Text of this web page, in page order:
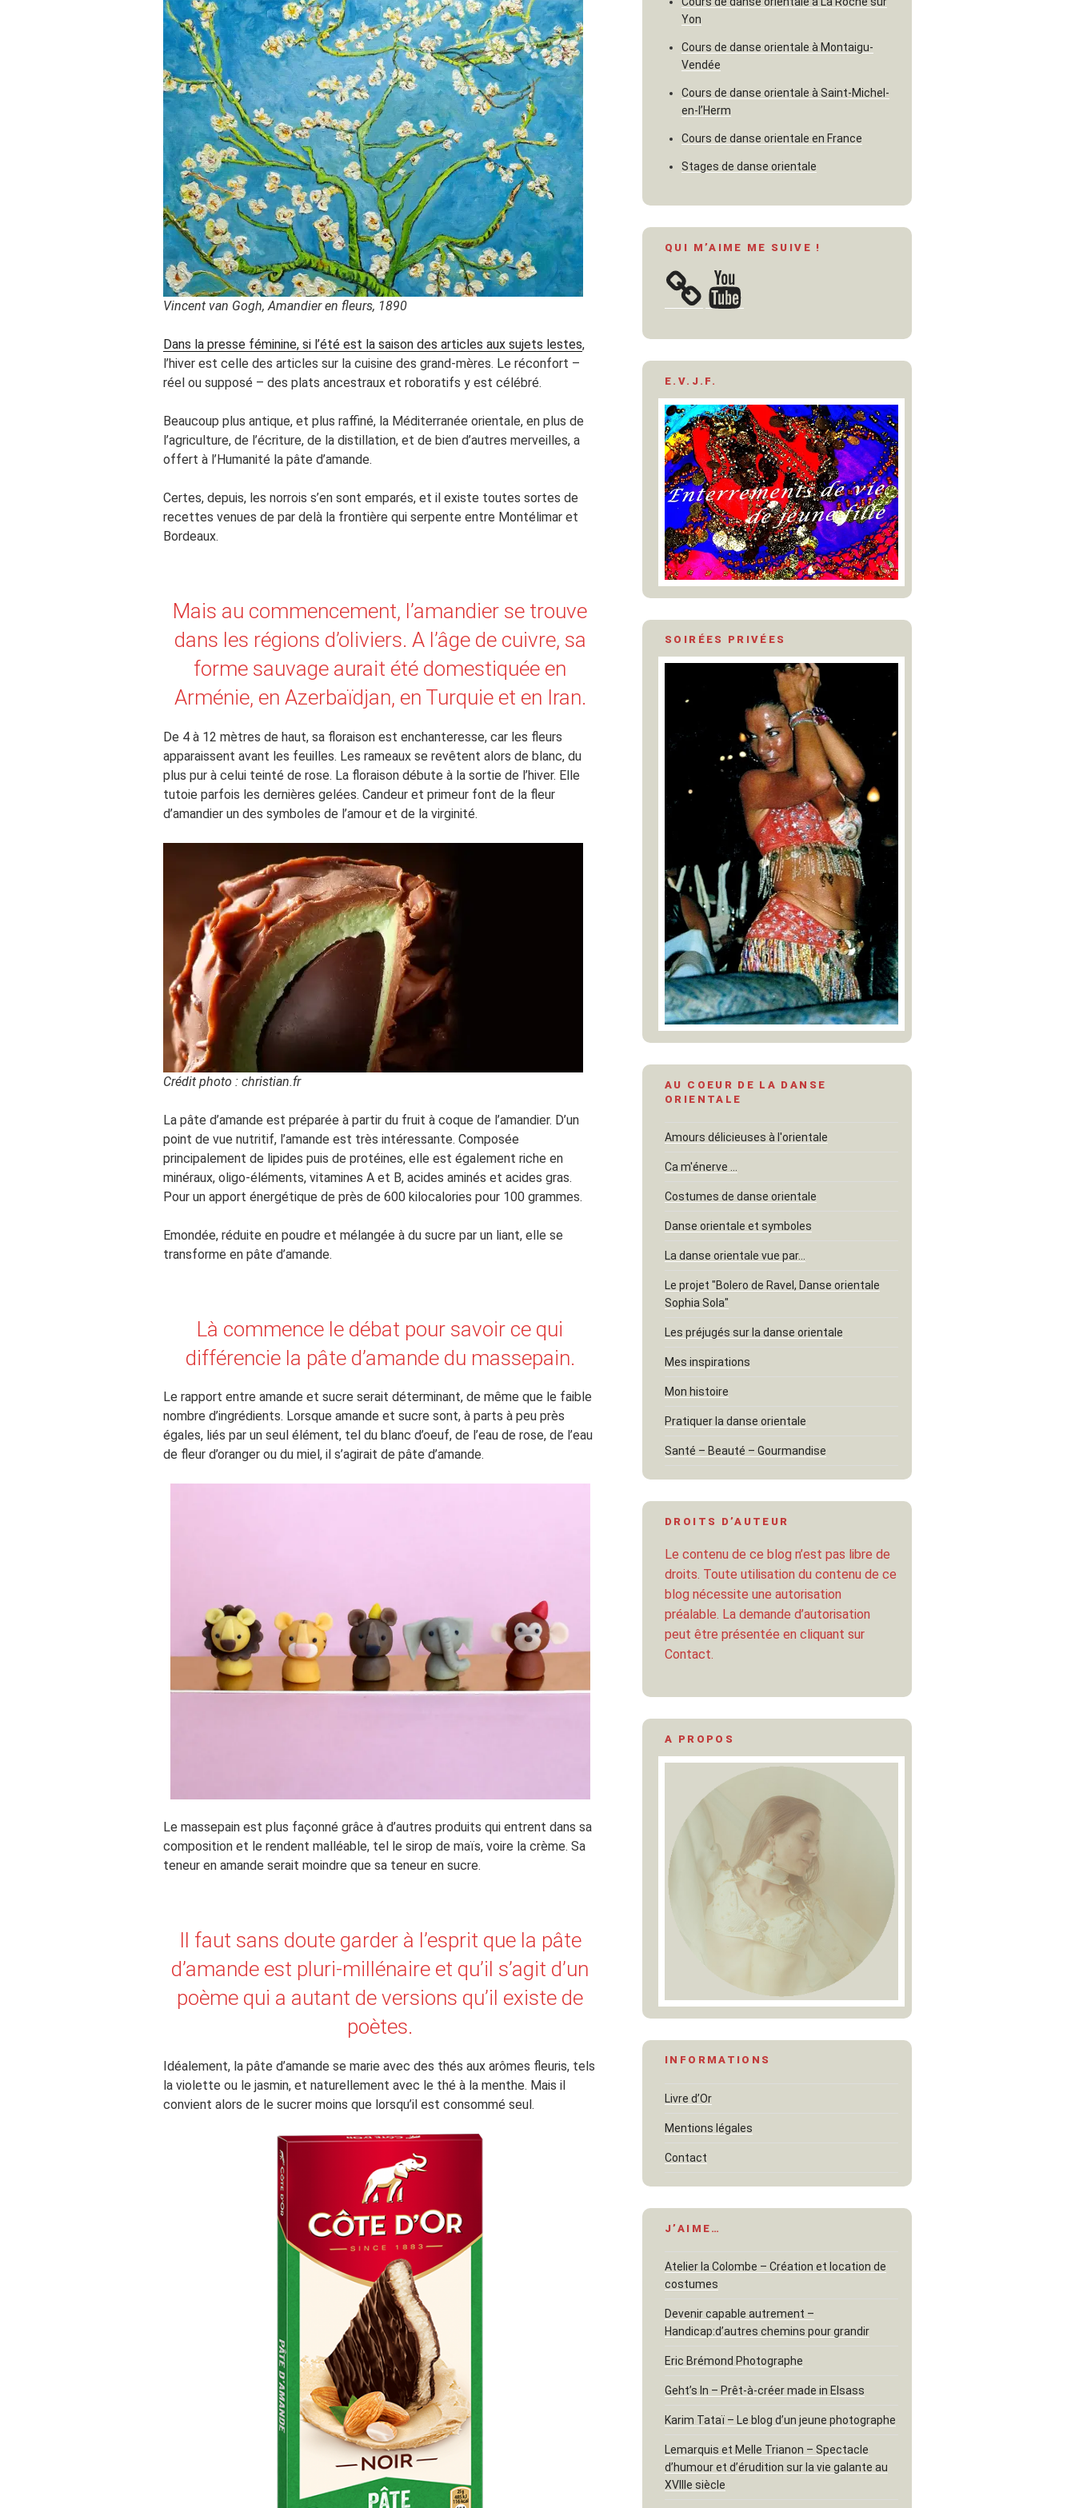
Vincent van Gogh, Amandier en fleurs, 1890
Dans la presse féminine, si l’été est la saison des articles aux sujets lestes,
l’hiver est celle des articles sur la cuisine des grand-mères. Le réconfort –
réel ou supposé – des plats ancestraux et roboratifs y est célébré.
Beaucoup plus antique, et plus raffiné, la Méditerranée orientale, en plus de
l’agriculture, de l’écriture, de la distillation, et de bien d’autres merveilles, a
offert à l’Humanité la pâte d’amande.
Certes, depuis, les norrois s’en sont emparés, et il existe toutes sortes de
recettes venues de par delà la frontière qui serpente entre Montélimar et
Bordeaux.
Mais au commencement, l’amandier se trouve
dans les régions d’oliviers. A l’âge de cuivre, sa
forme sauvage aurait été domestiquée en
Arménie, en Azerbaïdjan, en Turquie et en Iran.
De 4 à 12 mètres de haut, sa floraison est enchanteresse, car les fleurs
apparaissent avant les feuilles. Les rameaux se revêtent alors de blanc, du
plus pur à celui teinté de rose. La floraison débute à la sortie de l’hiver. Elle
tutoie parfois les dernières gelées. Candeur et primeur font de la fleur
d’amandier un des symboles de l’amour et de la virginité.
Crédit photo : christian.fr
La pâte d’amande est préparée à partir du fruit à coque de l’amandier. D’un
point de vue nutritif, l’amande est très intéressante. Composée
principalement de lipides puis de protéines, elle est également riche en
minéraux, oligo-éléments, vitamines A et B, acides aminés et acides gras.
Pour un apport énergétique de près de 600 kilocalories pour 100 grammes.
Emondée, réduite en poudre et mélangée à du sucre par un liant, elle se
transforme en pâte d’amande.
Là commence le débat pour savoir ce qui
différencie la pâte d’amande du massepain.
Le rapport entre amande et sucre serait déterminant, de même que le faible
nombre d’ingrédients. Lorsque amande et sucre sont, à parts à peu près
égales, liés par un seul élément, tel du blanc d’oeuf, de l’eau de rose, de l’eau
de fleur d’oranger ou du miel, il s’agirait de pâte d’amande.
Le massepain est plus façonné grâce à d’autres produits qui entrent dans sa
composition et le rendent malléable, tel le sirop de maïs, voire la crème. Sa
teneur en amande serait moindre que sa teneur en sucre.
Il faut sans doute garder à l’esprit que la pâte
d’amande est pluri-millénaire et qu’il s’agit d’un
poème qui a autant de versions qu’il existe de
poètes.
Idéalement, la pâte d’amande se marie avec des thés aux arômes fleuris, tels
la violette ou le jasmin, et naturellement avec le thé à la menthe. Mais il
convient alors de le sucrer moins que lorsqu’il est consommé seul.
Yon
Cours de danse orientale à Montaigu-
Vendée
Cours de danse orientale à Saint-Michel-
en-l’Herm
Cours de danse orientale en France
Stages de danse orientale
QUI M’AIME ME SUIVE !
YouTube
E.V.J.F.
SOIRÉES PRIVÉES
AU COEUR DE LA DANSE
ORIENTALE
Amours délicieuses à l'orientale
Ca m'énerve …
Costumes de danse orientale
Danse orientale et symboles
La danse orientale vue par…
Le projet "Bolero de Ravel, Danse orientale
Sophia Sola"
Les préjugés sur la danse orientale
Mes inspirations
Mon histoire
Pratiquer la danse orientale
Santé – Beauté – Gourmandise
DROITS D’AUTEUR
Le contenu de ce blog n’est pas libre de
droits. Toute utilisation du contenu de ce
blog nécessite une autorisation
préalable. La demande d’autorisation
peut être présentée en cliquant sur
Contact.
A PROPOS
INFORMATIONS
Livre d’Or
Mentions légales
Contact
J’AIME…
Atelier la Colombe – Création et location de
costumes
Devenir capable autrement –
Handicap:d’autres chemins pour grandir
Eric Brémond Photographe
Geht’s In – Prêt-à-créer made in Elsass
Karim Tataï – Le blog d’un jeune photographe
Lemarquis et Melle Trianon – Spectacle
d’humour et d’érudition sur la vie galante au
XVIIIe siècle